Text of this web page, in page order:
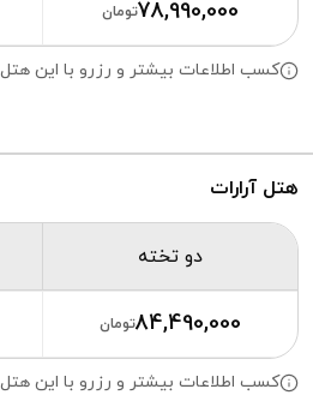
78,990,000تومان
کسب اطلاعات بیشتر و رزرو با این هتل
هتل آرارات
دو تخته
84,490,000تومان
کسب اطلاعات بیشتر و رزرو با این هتل